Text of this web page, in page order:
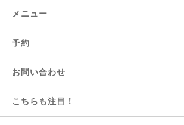
メニュー
予約
お問い合わせ
こちらも注目！